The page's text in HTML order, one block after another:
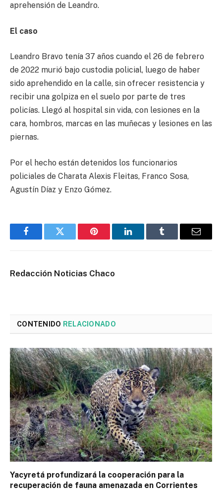
aprehensión de Leandro.
El caso
Leandro Bravo tenía 37 años cuando el 26 de febrero
de 2022 murió bajo custodia policial, luego de haber
sido aprehendido en la calle, sin ofrecer resistencia y
recibir una golpiza en el suelo por parte de tres
policías. Llegó al hospital sin vida, con lesiones en la
cara, hombros, marcas en las muñecas y lesiones en las
piernas.
Por el hecho están detenidos los funcionarios
policiales de Charata Alexis Fleitas, Franco Sosa,
Agustín Díaz y Enzo Gómez.
FacebookTwitter Pinterest LinkedInTumblr Email
Redacción Noticias Chaco
CONTENIDO RELACIONADO
Yacyretá profundizará la cooperación para la
recuperación de fauna amenazada en Corrientes